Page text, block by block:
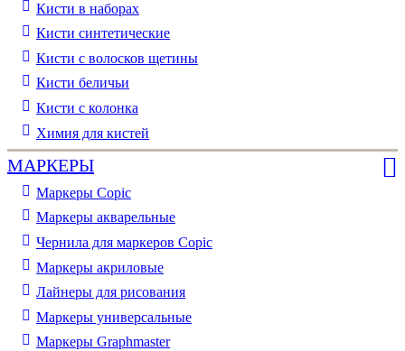
Кисти в наборах
Кисти синтетические
Кисти с волосков щетины
Кисти беличьи
Кисти с колонка
Химия для кистей
МАРКЕРЫ
Маркеры Copic
Маркеры акварельные
Чернила для маркеров Copic
Маркеры акриловые
Лайнеры для рисования
Маркеры универсальные
Маркеры Graphmaster